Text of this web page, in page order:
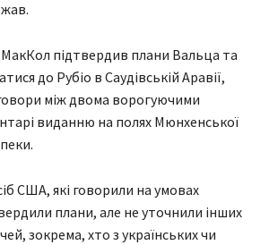
підтвердив плани Вальца та
до Рубіо в Саудівській Аравії,
між двома ворогуючими
виданню на полях Мюнхенської
США, які говорили на умовах
плани, але не уточнили інших
зокрема, хто з українських чи